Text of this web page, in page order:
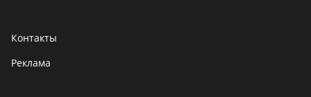
Контакты
Реклама